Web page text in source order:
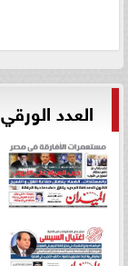
العدد الورقي